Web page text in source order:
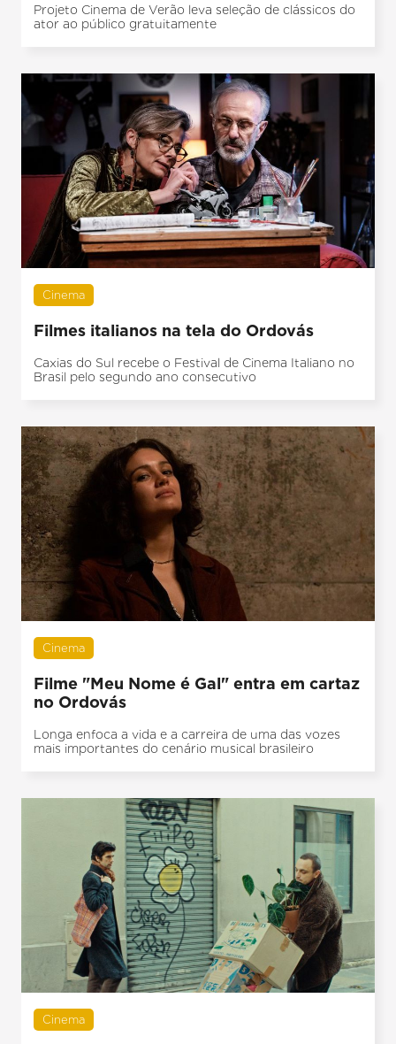
Projeto Cinema de Verão leva seleção de clássicos do
ator ao público gratuitamente
Cinema
Filmes italianos na tela do Ordovás
Caxias do Sul recebe o Festival de Cinema Italiano no
Brasil pelo segundo ano consecutivo
Cinema
Filme "Meu Nome é Gal" entra em cartaz
no Ordovás
Longa enfoca a vida e a carreira de uma das vozes
mais importantes do cenário musical brasileiro
Cinema